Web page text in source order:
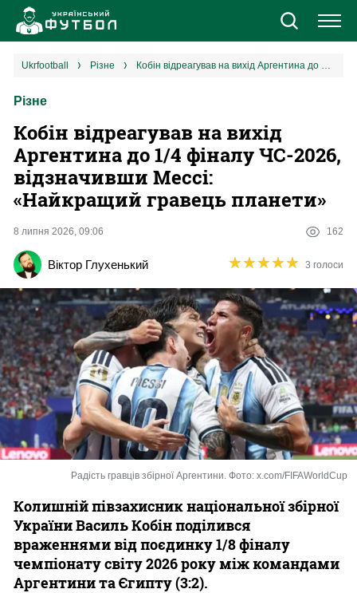
Новини
Єврокубки
УПЛ
Різне
Букмекери
Казино
ukrfootball різне Кобін відреагував на вихід Аргентина до 1/4 фіналу ЧС-2026, відзначивши Мессі: «Найкращий гравець планети»
Різне
Кобін відреагував на вихід
Аргентина до 1/4 фіналу ЧС-2026,
відзначивши Мессі:
«Найкращий гравець планети»
8 липня 2026, 09:06 162
Віктор Глухенький ★★★★★
★★★★★ 3 голоси
Радість гравців збірної Аргентини. Фото: x.com/FIFAWorldCup
Колишній півзахисник національної збірної
України Василь Кобін поділився
враженнями від поєдинку 1/8 фіналу
чемпіонату світу 2026 року між командами
Аргентини та Єгипту (3:2).